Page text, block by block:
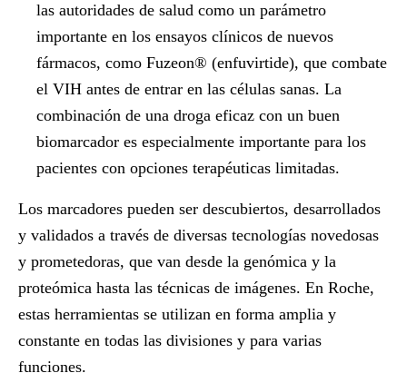
las autoridades de salud como un parámetro
importante en los ensayos clínicos de nuevos
fármacos, como Fuzeon® (enfuvirtide), que combate
el VIH antes de entrar en las células sanas. La
combinación de una droga eficaz con un buen
biomarcador es especialmente importante para los
pacientes con opciones terapéuticas limitadas.
Los marcadores pueden ser descubiertos, desarrollados
y validados a través de diversas tecnologías novedosas
y prometedoras, que van desde la genómica y la
proteómica hasta las técnicas de imágenes. En Roche,
estas herramientas se utilizan en forma amplia y
constante en todas las divisiones y para varias
funciones.